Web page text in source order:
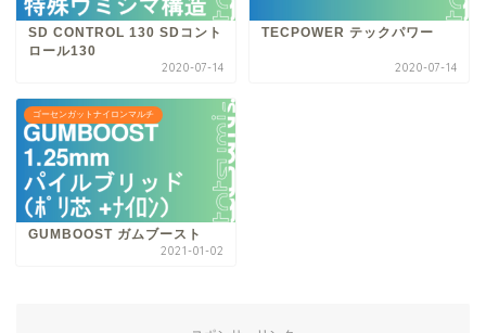
SD CONTROL 130 SDコント
ロール130
2020-07-14
TECPOWER テックパワー
2020-07-14
ゴーセンガットナイロンマルチ
GUMBOOST ガムブースト
2021-01-02